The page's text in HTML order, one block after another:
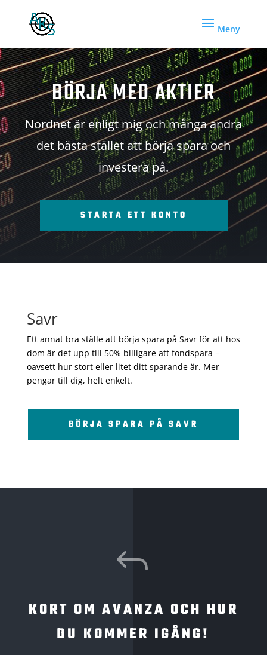
BÖRJA MED AKTIER
Nordnet är enligt mig och många andra
det bästa stället att börja spara och
investera på.
STARTA ETT KONTO
Savr
Ett annat bra ställe att börja spara på Savr för att hos
dom är det upp till 50% billigare att fondspara –
oavsett hur stort eller litet ditt sparande är. Mer
pengar till dig, helt enkelt.
BÖRJA SPARA PÅ SAVR
J
KORT OM AVANZA OCH HUR
DU KOMMER IGÅNG!